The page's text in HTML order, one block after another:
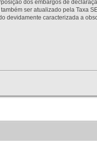
dos embargos de
ser atualizado pela Taxa
devidamente caracterizada a